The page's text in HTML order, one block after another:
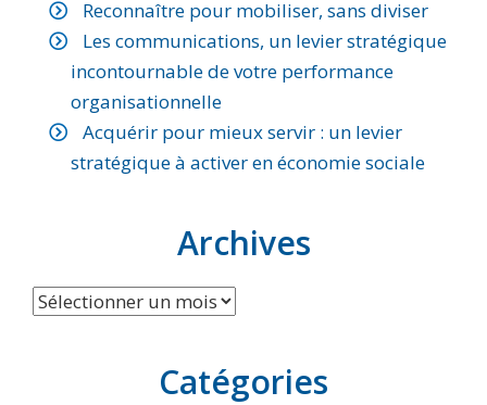
Reconnaître pour mobiliser, sans diviser
Les communications, un levier stratégique
incontournable de votre performance
organisationnelle
Acquérir pour mieux servir : un levier
stratégique à activer en économie sociale
Archives
Archives
Catégories